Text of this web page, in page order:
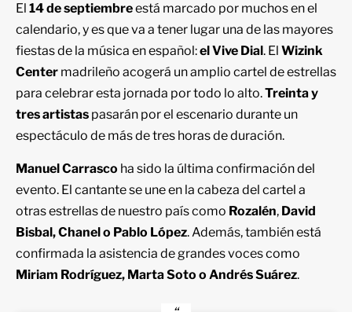
El 14 de septiembreestá marcado por muchos en el
calendario, y es que va a tener lugar una de las mayores
fiestas de la música en español:el Vive Dial. El Wizink
Center madrileño acogerá un amplio cartel de estrellas
para celebrar esta jornada por todo lo alto.Treinta y
tres artistas pasarán por el escenario durante un
espectáculo de más de tres horas de duración.
Manuel Carrasco ha sido la última confirmación del
evento. El cantante se une en la cabeza del cartel a
otras estrellas de nuestro país como Rozalén, David
Bisbal, Chanel o Pablo López. Además, también está
confirmada la asistencia de grandes voces como
Miriam Rodríguez, Marta Soto o Andrés Suárez.